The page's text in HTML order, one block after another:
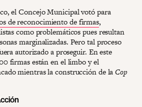
el Concejo Municipal votó para
de reconocimiento de firmas,
como problemáticos pues resultan
marginalizadas. Pero tal proceso
autorizado a proseguir. En este
firmas están en el limbo y el
mientras la construcción de laCop